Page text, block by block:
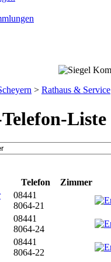
> Rathaus & Service
Liste
Telefon Zimmer
08441
8064-21
08441
8064-24
08441
8064-22